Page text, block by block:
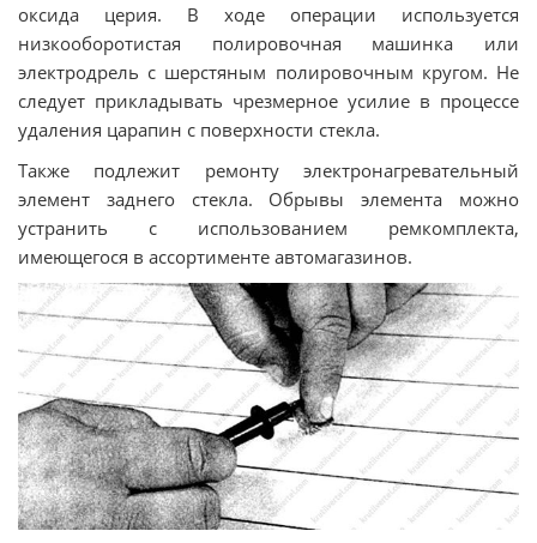
оксида церия. В ходе операции используется
низкооборотистая полировочная машинка или
электродрель с шерстяным полировочным кругом. Не
следует прикладывать чрезмерное усилие в процессе
удаления царапин с поверхности стекла.
Также подлежит ремонту электронагревательный
элемент заднего стекла. Обрывы элемента можно
устранить с использованием ремкомплекта,
имеющегося в ассортименте автомагазинов.